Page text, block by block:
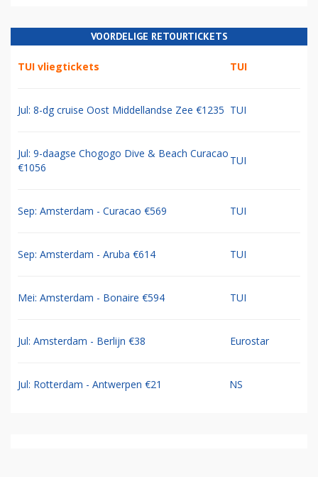
VOORDELIGE RETOURTICKETS
TUI vliegtickets TUI
Jul: 8-dg cruise Oost Middellandse Zee €1235 TUI
Jul: 9-daagse Chogogo Dive & Beach Curacao
€1056
TUI
Sep: Amsterdam - Curacao €569 TUI
Sep: Amsterdam - Aruba €614 TUI
Mei: Amsterdam - Bonaire €594 TUI
Jul: Amsterdam - Berlijn €38 Eurostar
Jul: Rotterdam - Antwerpen €21 NS